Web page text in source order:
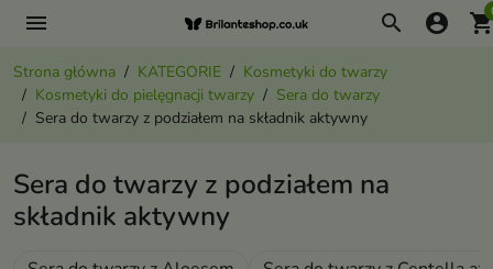
menu search account_circle
Strona główna KATEGORIE
Kosmetyki do twarzy
Kosmetyki do pielęgnacji twarzy
Sera do twarzy
Sera do twarzy z podziałem na składnik aktywny
Sera do twarzy z podziałem na
składnik aktywny